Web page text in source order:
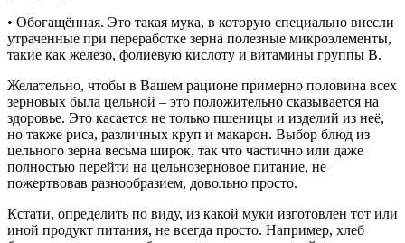
• Обогащённая. Это такая мука, в которую специально внесли
утраченные при переработке зерна полезные микроэлементы,
такие как железо, фолиевую кислоту и витамины группы B.
Желательно, чтобы в Вашем рационе примерно половина всех
зерновых была цельной – это положительно сказывается на
здоровье. Это касается не только пшеницы и изделий из неё,
но также риса, различных круп и макарон. Выбор блюд из
цельного зерна весьма широк, так что частично или даже
полностью перейти на цельнозерновое питание, не
пожертвовав разнообразием, довольно просто.
Кстати, определить по виду, из какой муки изготовлен тот или
иной продукт питания, не всегда просто. Например, хлеб